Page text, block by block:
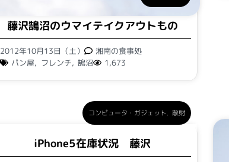
藤沢鵠沼のウマイテイクアウトもの
2012年10月13日（土）
湘南の食事処
パン屋, フレンチ, 鵠沼 1,673
コンピュータ・ガジェット, 散財
iPhone5在庫状況 藤沢